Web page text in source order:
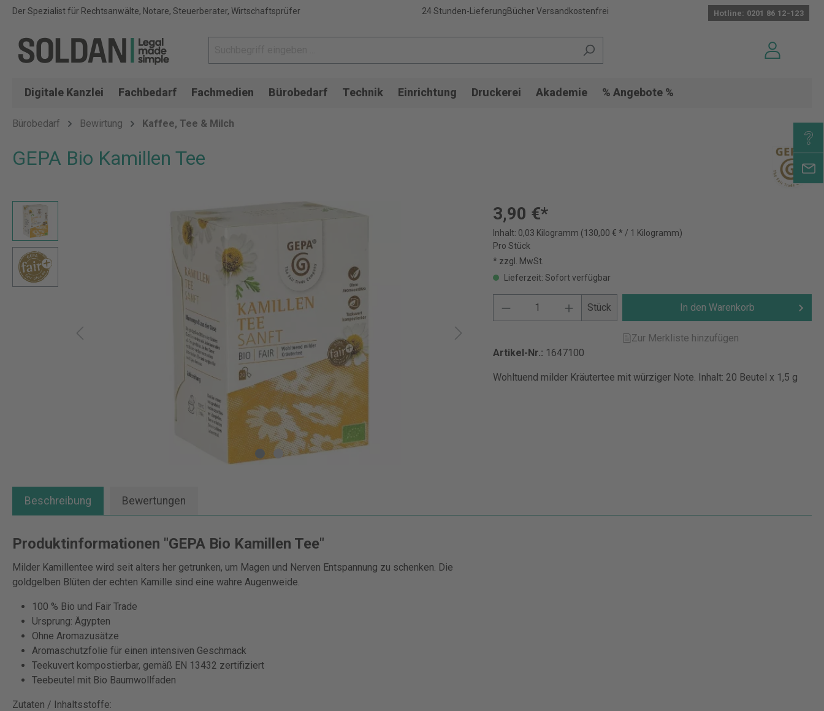
Der Spezialist für Rechtsanwälte, Notare, Steuerberater, Wirtschaftsprüfer 24 Stunden-LieferungBücher Versandkostenfrei Hotline: 0201 86 12-123
Digitale Kanzlei Fachbedarf Fachmedien Bürobedarf Technik Einrichtung Druckerei Akademie % Angebote %
Bürobedarf Bewirtung Kaffee, Tee & Milch
GEPA Bio Kamillen Tee
3,90 €*
Inhalt: 0,03 Kilogramm (130,00 € * / 1 Kilogramm)
Pro Stück
* zzgl. MwSt.
Lieferzeit: Sofort verfügbar
Stück In den Warenkorb
Zur Merkliste hinzufügen
Artikel-Nr.: 1647100
Wohltuend milder Kräutertee mit würziger Note. Inhalt: 20 Beutel x 1,5 g
Beschreibung Bewertungen
Produktinformationen "GEPA Bio Kamillen Tee"
Milder Kamillentee wird seit alters her getrunken, um Magen und Nerven Entspannung zu schenken. Die
goldgelben Blüten der echten Kamille sind eine wahre Augenweide.
100 % Bio und Fair Trade
Ursprung: Ägypten
Ohne Aromazusätze
Aromaschutzfolie für einen intensiven Geschmack
Teekuvert kompostierbar, gemäß EN 13432 zertifiziert
Teebeutel mit Bio Baumwollfaden
Zutaten / Inhaltsstoffe: